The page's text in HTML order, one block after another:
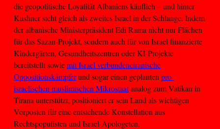
die geopolitische Loyalität Albaniens käuflich – und hinter
Kushner steht gleich als zweites Israel in der Schlange. Indem
der albanische Ministerpräsident Edi Rama nicht nur Flächen
für das Sazan-Projekt, sondern auch für von Israel finanzierte
Kindergärten, Gesundheitszentren oder KI-Projekte
bereitstellt sowiemit Israel verbundeneiranische
Oppositionskämpferund sogar einen geplanten pro-
israelischen muslimischen Mikrostaatanalog zum Vatikan in
Tirana unterstützt, positioniert er sein Land als wichtigen
Vorposten für eine entstehende Konstellation aus
Rechtspopulisten und Israel-Apologeten.